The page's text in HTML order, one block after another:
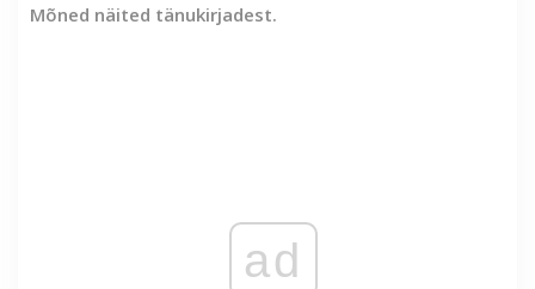
Mõned näited tänukirjadest.
ad